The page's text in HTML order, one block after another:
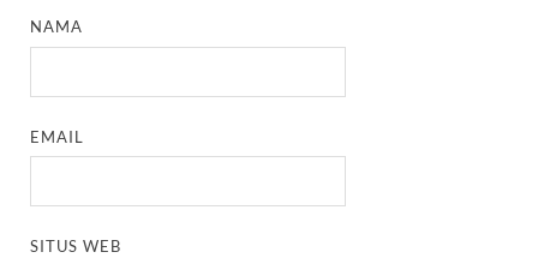
NAMA
EMAIL
SITUS WEB